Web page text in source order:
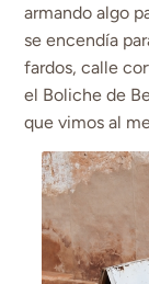
armando algo
se encendía
fardos, calle
el Boliche de
que vimos al